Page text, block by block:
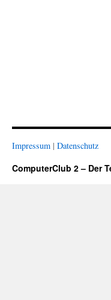
Impressum | Datenschutz
ComputerClub 2 – Der